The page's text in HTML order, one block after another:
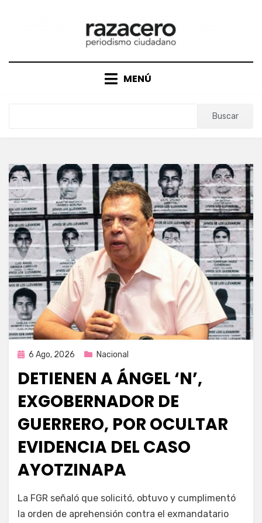
MENÚ
Buscar
Publicada
6 Ago, 2026 Nacional
DETIENEN A ÁNGEL ‘N’,
EXGOBERNADOR DE
GUERRERO, POR OCULTAR
EVIDENCIA DEL CASO
AYOTZINAPA
porFernando Miranda Servín
La FGR señaló que solicitó, obtuvo y cumplimentó
la orden de aprehensión contra el exmandatario